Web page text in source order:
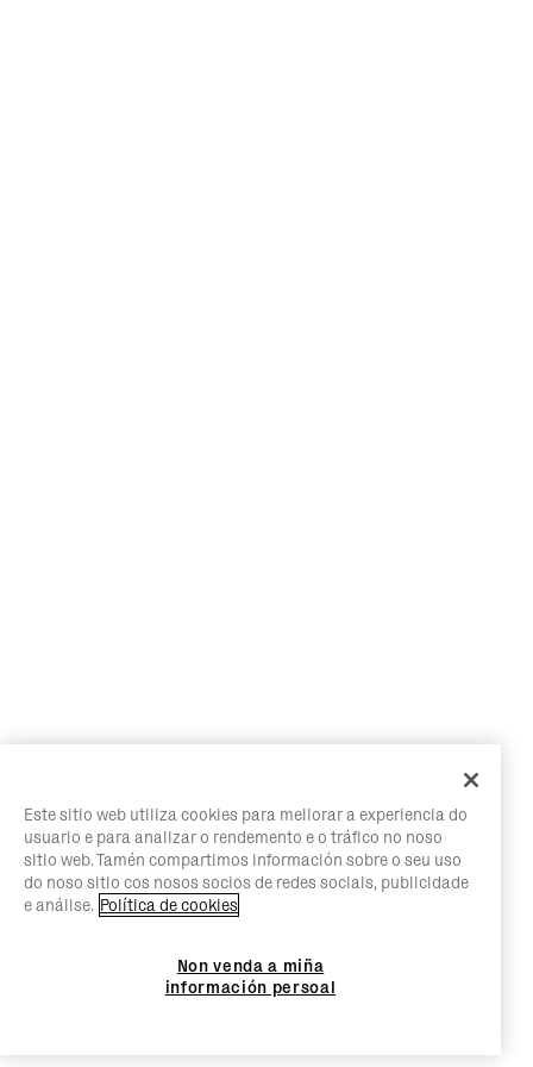
Este sitio web utiliza cookies para mellorar a experiencia do
usuario e para analizar o rendemento e o tráfico no noso
sitio web. Tamén compartimos información sobre o seu uso
do noso sitio cos nosos socios de redes sociais, publicidade
e análise. Política de cookies
Non venda a miña
información persoal